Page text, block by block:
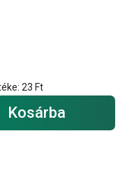
23 Ft
Kosárba